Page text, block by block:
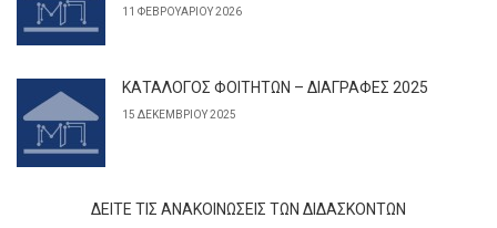
11 ΦΕΒΡΟΥΑΡΊΟΥ 2026
ΚΑΤΑΛΟΓΟΣ ΦΟΙΤΗΤΩΝ – ΔΙΑΓΡΑΦΕΣ 2025
15 ΔΕΚΕΜΒΡΊΟΥ 2025
ΔΕΊΤΕ ΤΙΣ ΑΝΑΚΟΙΝΏΣΕΙΣ ΤΩΝ ΔΙΔΆΣΚΟΝΤΩΝ